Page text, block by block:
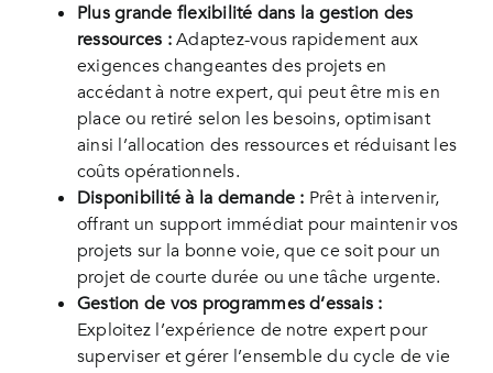
Plus grande flexibilité dans la gestion des
ressources :Adaptez-vous rapidement aux
exigences changeantes des projets en
accédant à notre expert, qui peut être mis en
place ou retiré selon les besoins, optimisant
ainsi l’allocation des ressources et réduisant les
coûts opérationnels.
Disponibilité à la demande : Prêt à intervenir,
offrant un support immédiat pour maintenir vos
projets sur la bonne voie, que ce soit pour un
projet de courte durée ou une tâche urgente.
Gestion de vos programmes d’essais :
Exploitez l’expérience de notre expert pour
superviser et gérer l’ensemble du cycle de vie